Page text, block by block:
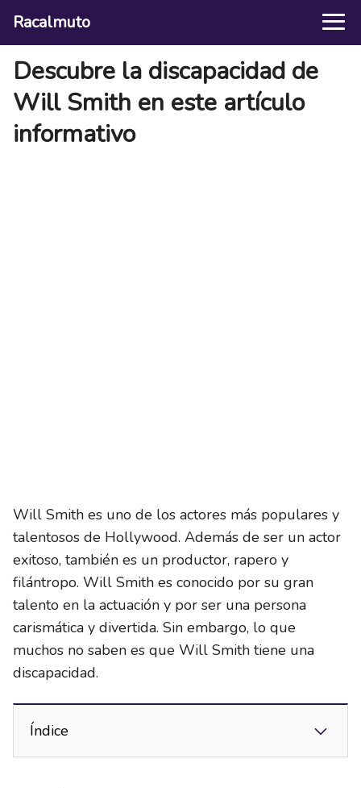
Racalmuto
Descubre la discapacidad de
Will Smith en este artículo
informativo
Will Smith es uno de los actores más populares y
talentosos de Hollywood. Además de ser un actor
exitoso, también es un productor, rapero y
filántropo. Will Smith es conocido por su gran
talento en la actuación y por ser una persona
carismática y divertida. Sin embargo, lo que
muchos no saben es que Will Smith tiene una
discapacidad.
Índice